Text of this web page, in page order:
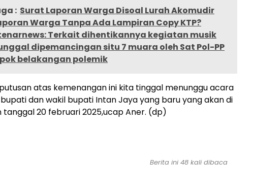
: Surat Laporan Warga Disoal Lurah Akomudir
Warga Tanpa Ada Lampiran Copy KTP?
Terkait dihentikannya kegiatan musik
dipemancingan situ 7 muara oleh Sat Pol-PP
belakangan polemik
atas kemenangan ini kita tinggal menunggu acara
dan wakil bupati Intan Jaya yang baru yang akan di
tanggal 20 februari 2025,ucap Aner. (dp)
Berita ini 48 kali dibaca